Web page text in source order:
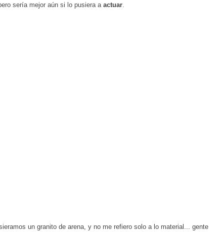
sería mejor aún si lo pusiera aactuar.
un granito de arena, y no me refiero solo a lo material... gente